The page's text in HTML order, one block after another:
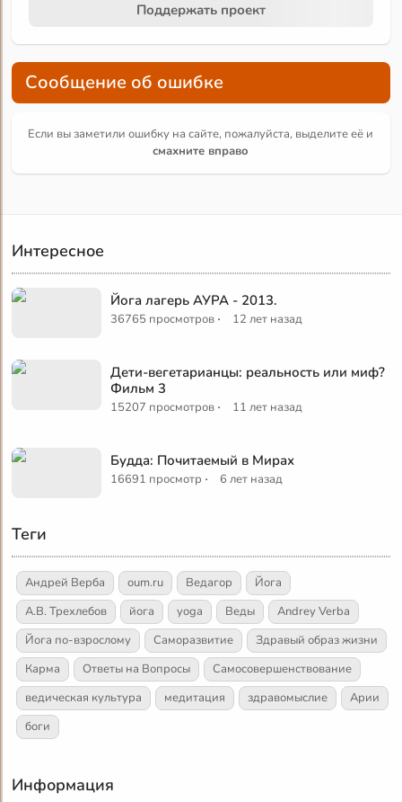
Поддержать проект
Сообщение об ошибке
Если вы заметили ошибку на сайте, пожалуйста, выделите её и
смахните вправо
Интересное
Йога лагерь АУРА - 2013.
36765 просмотров · 12 лет назад
Дети-вегетарианцы: реальность или миф?
Фильм 3
15207 просмотров · 11 лет назад
Будда: Почитаемый в Мирах
16691 просмотр · 6 лет назад
Теги
Андрей Верба oum.ru Ведагор
Йога
А.В. Трехлебов
йога yoga Веды
Andrey Verba
Йога по-взрослому
Саморазвитие
Здравый образ жизни
Карма
Ответы на Вопросы
Самосовершенствование
ведическая культура
медитация здравомыслие
Арии
боги
Информация